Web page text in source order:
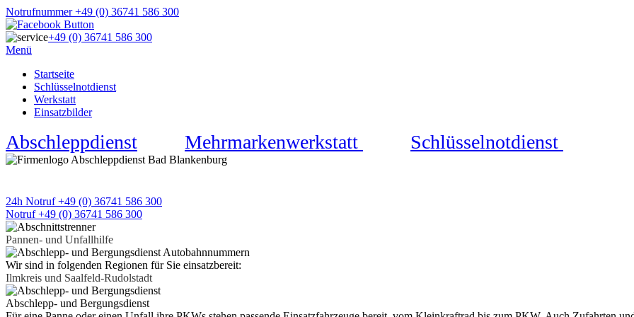
Notrufnummer +49 (0) 36741 586 300
+49 (0) 36741 586 300
Menü
Startseite
Schlüsselnotdienst
Werkstatt
Einsatzbilder
Abschleppdienst Mehrmarkenwerkstatt Schlüsselnotdienst
24h Notruf +49 (0) 36741 586 300
Notruf +49 (0) 36741 586 300
Pannen- und Unfallhilfe
Wir sind in folgenden Regionen für Sie einsatzbereit:
Ilmkreis und Saalfeld-Rudolstadt
Abschlepp- und Bergungsdienst